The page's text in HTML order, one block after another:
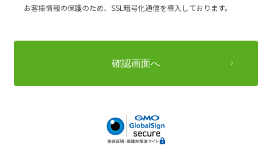
お客様情報の保護のため、SSL暗号化通信を導入しております。